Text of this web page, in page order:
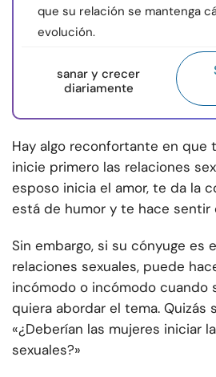
que su relación se mantenga
evolución.
sanar y crecer
diariamente
Hay algo reconfortante en que
inicie primero las relaciones
esposo inicia el amor, te da la
está de humor y te hace sentir
Sin embargo, si su cónyuge es
relaciones sexuales, puede
incómodo o incómodo cuando
quiera abordar el tema. Quizás
«¿Deberían las mujeres iniciar
sexuales?»